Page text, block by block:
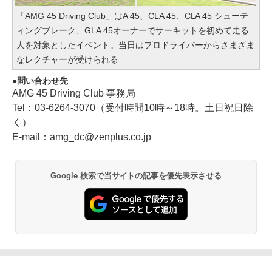
「AMG 45 Driving Club」はA 45、CLA 45、CLA 45 シューテ
ィングブレーク、GLA 45オーナーでサーキットを初めて走る
人を対象としたイベント。当日はプロドライバーからさまざま
なレクチャーが受けられる
問い合わせ先
AMG 45 Driving Club 事務局
Tel：03-6264-3070（受付時間10時～18時。土日祝日除
く）
E-mail：amg_dc@zenplus.co.jp
Google 検索で当サイトの記事を優先表示させる